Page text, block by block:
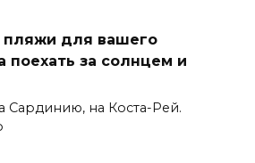
для вашего
поехать за солнцем и
Сардинию, на Коста-Рей.